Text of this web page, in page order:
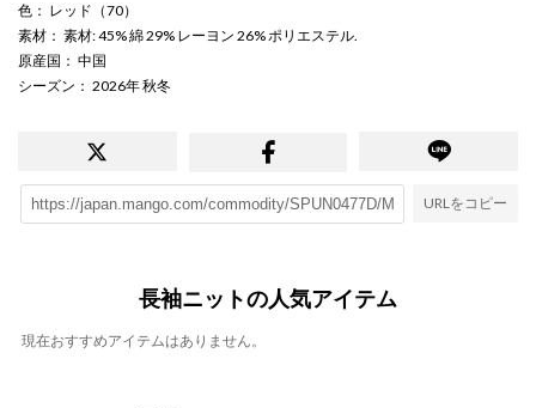
色 ： レッド（70）
素材 ： 素材: 45% 綿 29% レーヨン 26% ポリエステル.
原産国 ： 中国
シーズン ： 2026年 秋冬
URLをコピー
長袖ニットの人気アイテム
現在おすすめアイテムはありません。